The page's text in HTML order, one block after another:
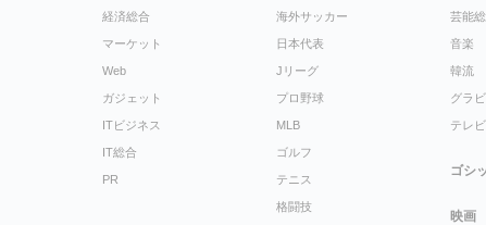
経済総合
マーケット
Web
ガジェット
ITビジネス
IT総合
PR
海外サッカー
日本代表
Jリーグ
プロ野球
MLB
ゴルフ
テニス
格闘技
芸能
音楽
韓流
グラ
テレビ
ゴシ
映画